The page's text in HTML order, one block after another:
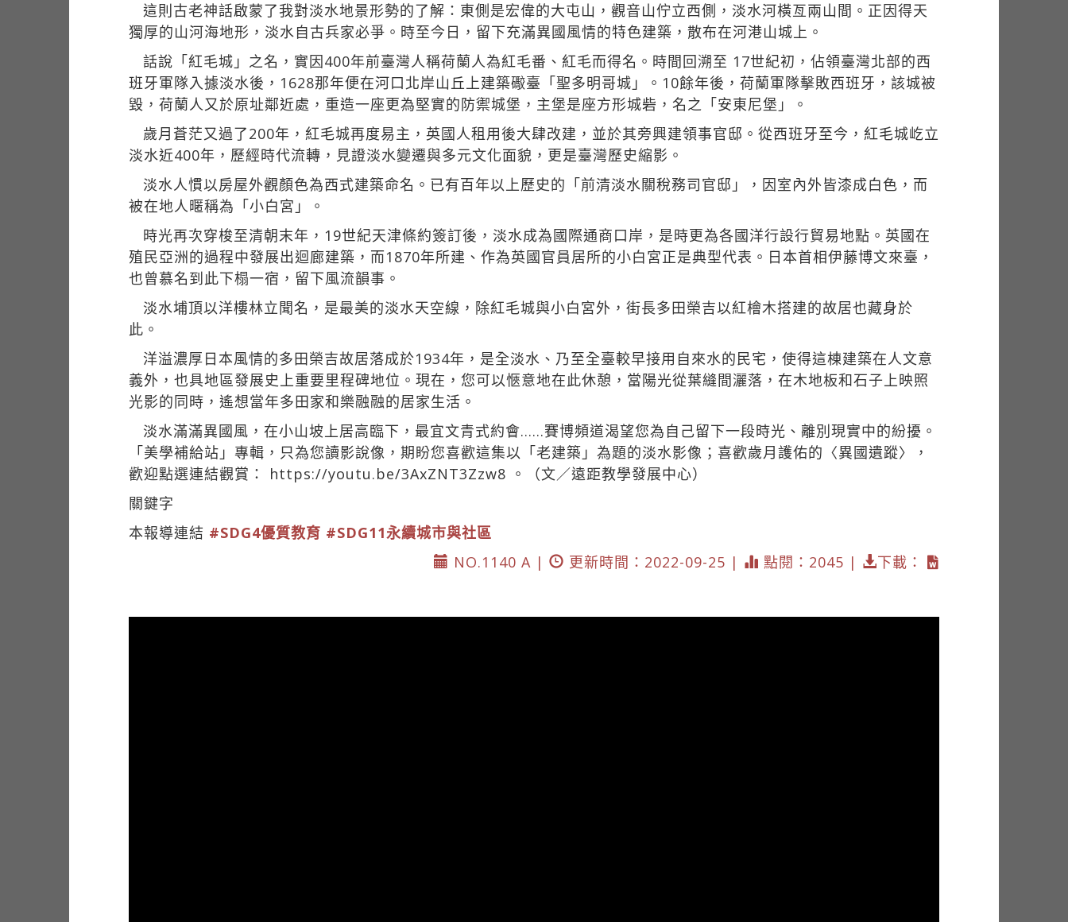
這則古老神話啟蒙了我對淡水地景形勢的了解：東側是宏偉的大屯山，觀音山佇立西側，淡水河橫亙兩山間。正因得天
獨厚的山河海地形，淡水自古兵家必爭。時至今日，留下充滿異國風情的特色建築，散布在河港山城上。
話說「紅毛城」之名，實因400年前臺灣人稱荷蘭人為紅毛番、紅毛而得名。時間回溯至 17世紀初，佔領臺灣北部的西
班牙軍隊入據淡水後，1628那年便在河口北岸山丘上建築礮臺「聖多明哥城」。10餘年後，荷蘭軍隊擊敗西班牙，該城被
毀，荷蘭人又於原址鄰近處，重造一座更為堅實的防禦城堡，主堡是座方形城砦，名之「安東尼堡」。
歲月蒼茫又過了200年，紅毛城再度易主，英國人租用後大肆改建，並於其旁興建領事官邸。從西班牙至今，紅毛城屹立
淡水近400年，歷經時代流轉，見證淡水變遷與多元文化面貌，更是臺灣歷史縮影。
淡水人慣以房屋外觀顏色為西式建築命名。已有百年以上歷史的「前清淡水關稅務司官邸」，因室內外皆漆成白色，而
被在地人暱稱為「小白宮」。
時光再次穿梭至清朝末年，19世紀天津條約簽訂後，淡水成為國際通商口岸，是時更為各國洋行設行貿易地點。英國在
殖民亞洲的過程中發展出迴廊建築，而1870年所建、作為英國官員居所的小白宮正是典型代表。日本首相伊藤博文來臺，
也曾慕名到此下榻一宿，留下風流韻事。
淡水埔頂以洋樓林立聞名，是最美的淡水天空線，除紅毛城與小白宮外，街長多田榮吉以紅檜木搭建的故居也藏身於
此。
洋溢濃厚日本風情的多田榮吉故居落成於1934年，是全淡水、乃至全臺較早接用自來水的民宅，使得這棟建築在人文意
義外，也具地區發展史上重要里程碑地位。現在，您可以愜意地在此休憩，當陽光從葉縫間灑落，在木地板和石子上映照
光影的同時，遙想當年多田家和樂融融的居家生活。
淡水滿滿異國風，在小山坡上居高臨下，最宜文青式約會……賽博頻道渴望您為自己留下一段時光、離別現實中的紛擾。
「美學補給站」專輯，只為您讀影說像，期盼您喜歡這集以「老建築」為題的淡水影像；喜歡歲月護佑的〈異國遺蹤〉，
歡迎點選連結觀賞： https://youtu.be/3AxZNT3Zzw8 。（文／遠距教學發展中心）
關鍵字
本報導連結 #SDG4優質教育 #SDG11永續城市與社區
NO.1140 A |
更新時間：2022-09-25 | 點閱：2045 | 下載：